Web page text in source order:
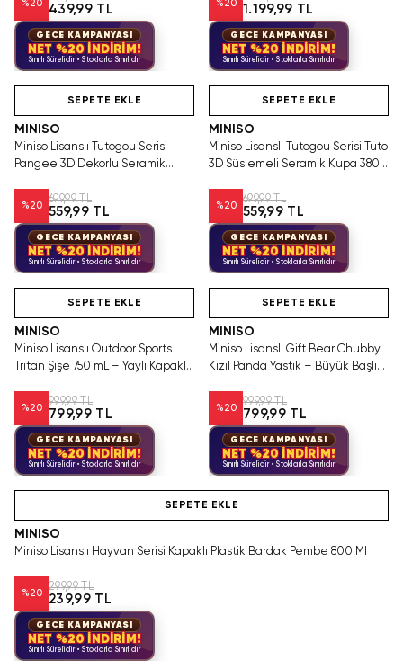
%20 439,99 TL
GECE KAMPANYASI
NET %20 İNDİRİM!
Sınırlı Sürelidir • Stoklarla Sınırlıdır
%20 1.199,99 TL
GECE KAMPANYASI
NET %20 İNDİRİM!
Sınırlı Sürelidir • Stoklarla Sınırlıdır
SEPETE EKLE
MINISO
Miniso Lisanslı Tutogou Serisi
Pangee 3D Dekorlu Seramik
%20
699,99 TL
559,99 TL
GECE KAMPANYASI
NET %20 İNDİRİM!
Sınırlı Sürelidir • Stoklarla Sınırlıdır
SEPETE EKLE
MINISO
Miniso Lisanslı Tutogou Serisi Tuto
3D Süslemeli Seramik Kupa 380
%20
699,99 TL
559,99 TL
GECE KAMPANYASI
NET %20 İNDİRİM!
Sınırlı Sürelidir • Stoklarla Sınırlıdır
SEPETE EKLE
MINISO
Miniso Lisanslı Outdoor Sports
Tritan Şişe 750 mL – Yaylı Kapaklı
%20
999,99 TL
799,99 TL
GECE KAMPANYASI
NET %20 İNDİRİM!
Sınırlı Sürelidir • Stoklarla Sınırlıdır
SEPETE EKLE
MINISO
Miniso Lisanslı Gift Bear Chubby
Kızıl Panda Yastık – Büyük Başlı
%20
999,99 TL
799,99 TL
GECE KAMPANYASI
NET %20 İNDİRİM!
Sınırlı Sürelidir • Stoklarla Sınırlıdır
SEPETE EKLE
MINISO
Miniso Lisanslı Hayvan Serisi Kapaklı Plastik Bardak Pembe 800 Ml
%20
299,99 TL
239,99 TL
GECE KAMPANYASI
NET %20 İNDİRİM!
Sınırlı Sürelidir • Stoklarla Sınırlıdır